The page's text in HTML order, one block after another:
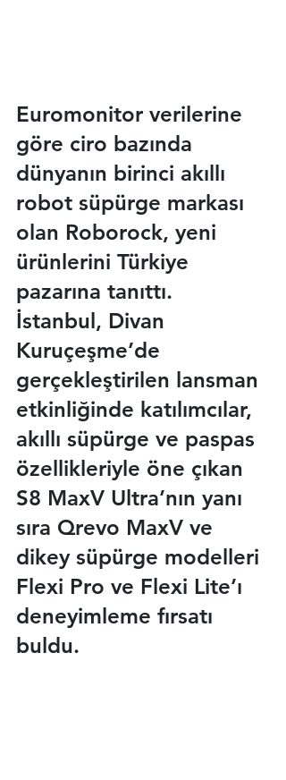
Euromonitor verilerine
göre ciro bazında
dünyanın birinci akıllı
robot süpürge markası
olan Roborock, yeni
ürünlerini Türkiye
pazarına tanıttı.
İstanbul, Divan
Kuruçeşme’de
gerçekleştirilen lansman
etkinliğinde katılımcılar,
akıllı süpürge ve paspas
özellikleriyle öne çıkan
S8 MaxV Ultra’nın yanı
sıra Qrevo MaxV ve
dikey süpürge modelleri
Flexi Pro ve Flexi Lite’ı
deneyimleme fırsatı
buldu.